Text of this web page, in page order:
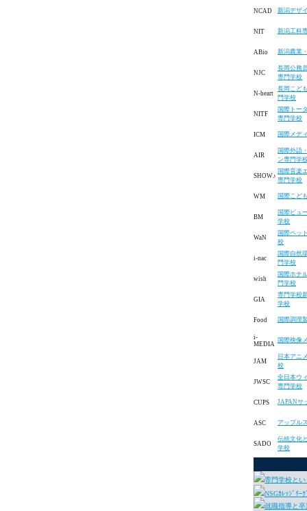
NCAD 新潟デザ
NIT 新潟工科
ABio 新潟農業
NJC
長岡公務
専門学校
N-heart
長岡こど
門学校
NITF
国際トー
専門学校
ICM 国際メデ
AIR
国際外語
ン専門学
SHOW♪
国際音楽
専門学校
WM 国際こど
BM
国際ビュ
学校
WaN
国際ペッ
校
i-nac
国際自然
門学校
wish
国際ホテ
門学校
GIA
専門学校
学校
Food 国際調理
i-
MEDIA
国際映像
JAM
日本アニ
校
JWSC
全日本ウ
専門学校
CUPS JAPANサ
ASC アップル
SADO
伝統文化
学校
専門学校と
NSGｶﾚｯｼﾞﾘｰ
就職指導と卒